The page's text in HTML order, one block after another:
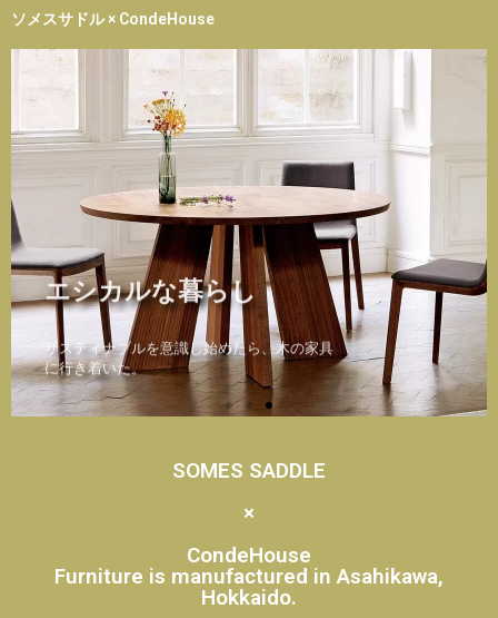
ソメスサドル × CondeHouse
上質な暮らし
適正サイズ、手触り、配色が魅せる、心がほ
ぐれる安心感。
居心地の良い場所
豊かな時間は、身の回りを整えることで作り
出すことができる
エシカルな暮らし
サスティナブルを意識し始めたら、木の家具
に行き着いた。
上質な暮らし
適正サイズ、手触り、配色が魅せる、心がほ
ぐれる安心感。
居心地の良い場所
豊かな時間は、身の回りを整えることで作り
出すことができる
エシカルな暮らし
サスティナブルを意識し始めたら、木の家具
に行き着いた。
上質な暮らし
適正サイズ、手触り、配色が魅せる、心がほ
ぐれる安心感。
居心地の良い場所
豊かな時間は、身の回りを整えることで作り
出すことができる
エシカルな暮らし
サスティナブルを意識し始めたら、木の家具
に行き着いた。
SOMES SADDLE
×
CondeHouse
Furniture is manufactured in Asahikawa,
Hokkaido.